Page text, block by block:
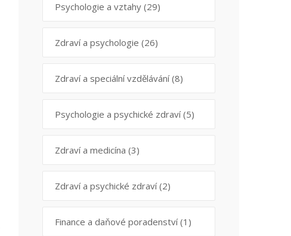
Psychologie a vztahy (29)
Zdraví a psychologie (26)
Zdraví a speciální vzdělávání(8)
Psychologie a psychické zdraví(5)
Zdraví a medicína (3)
Zdraví a psychické zdraví(2)
Finance a daňové poradenství(1)